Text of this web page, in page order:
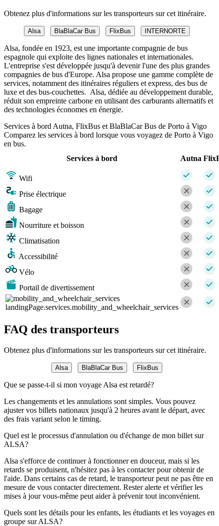
Obtenez plus d'informations sur les transporteurs sur cet itinéraire.
Alsa BlaBlaCar Bus FlixBus INTERNORTE
Alsa, fondée en 1923, est une importante compagnie de bus
espagnole qui exploite des lignes nationales et internationales.
L'entreprise s'est développée jusqu'à devenir l'une des plus grandes
compagnies de bus d'Europe. Alsa propose une gamme complète de
services, notamment des itinéraires réguliers et express, des bus de
luxe et des bus-couchettes. Alsa, dédiée au développement durable,
réduit son empreinte carbone en utilisant des carburants alternatifs et
des technologies économes en énergie.
Services à bord Autna, FlixBus et BlaBlaCar Bus de Porto à Vigo
Comparez les services à bord lorsque vous voyagez de Porto à Vigo
en bus.
Services à bord
Autna
Wifi
Prise électrique
Bagage
Nourriture et boisson
Climatisation
Accessibilité
Vélo
Portail de divertissement
landingPage.services.mobility_and_wheelchair_services
FAQ des transporteurs
Obtenez plus d'informations sur les transporteurs sur cet itinéraire.
Alsa BlaBlaCar Bus FlixBus
Que se passe-t-il si mon voyage Alsa est retardé?
Les changements et les annulations sont simples. Vous pouvez
ajuster vos billets nationaux jusqu'à 2 heures avant le départ, avec
des frais variant selon le timing.
Quel est le processus d'annulation ou d'échange de mon billet sur
ALSA?
Alsa s'efforce de continuer à fonctionner en douceur, mais si les
retards se produisent, n'hésitez pas à les contacter pour obtenir de
l'aide. Dans certains cas de retard, le transporteur peut ne pas être en
mesure de vous contacter directement. Rester alerte et vérifier les
mises à jour vous-même peut aider à prévenir tout inconvénient.
Quels sont les détails pour les enfants, les étudiants et les voyages en
groupe sur ALSA?